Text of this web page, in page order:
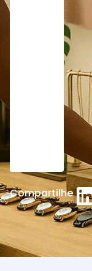
Compartilhe